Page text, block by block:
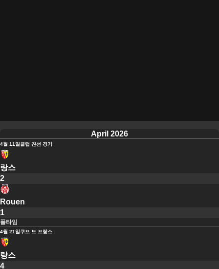
April 2026
4월 11일클럽 친선 경기
랑스
2
Rouen
1
풀타임
4월 21일쿠프 드 프랑스
랑스
4